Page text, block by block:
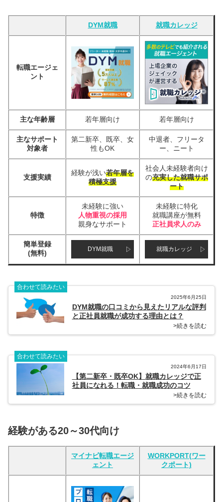
DYM就職 就職カレッジ
転職エージェ
ント
主な年齢層 若年層向け 若年層向け
主なサポート
対象者
第二新卒、既卒、女
性もOK
中退者、フリータ
ー、ニート
支援実績
経験が浅い若年層を
積極支援
社会人未経験者向け
の充実した就職サポ
ート
特徴
未経験に強い
人物重視の採用
親身なサポート
未経験に特化
就職講座が無料
正社員求人のみ
簡単登録
(無料)
DYM就職 就職カレッジ
合わせて読みたい
2025年6月25日
DYM就職の口コミから見えたリアルな評判
と正社員就職が成功する理由とは？
>続きを読む
合わせて読みたい
2024年6月17日
【第二新卒・既卒OK】就職カレッジで正
社員になれる！転職・就職成功のコツ
>続きを読む
経験がある20～30代向け
マイナビ転職エージ
ェント
WORKPORT(ワー
クポート)